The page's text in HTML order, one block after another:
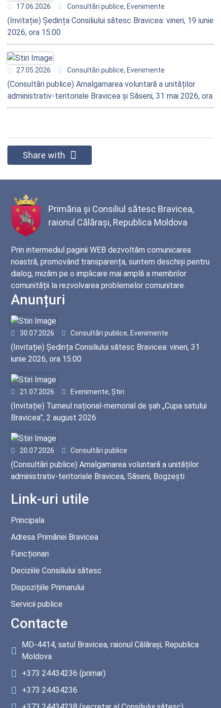
17.06.2026 Consultări publice, Evenimente
(Invitație) Ședința Consiliului sătesc Bravicea: vineri, 19 iunie
2026, ora 15:00
27.05.2026 Consultări publice, Evenimente
(Consultări publice) Amalgamarea voluntară a unităților
administrativ-teritoriale Bravicea și Săseni, 31 mai 2026, ora
11:00
Share with
Primăria și Consiliul sătesc Bravicea,
raionul Călărași, Republica Moldova
Prin intermediul paginii WEB dezvoltăm comunicarea
noastră, promovând transparența, suntem deschiși pentru
dialog, mizăm pe o implicare mai amplă a membrilor
comunității la rezvolvarea problemelor comunitare.
Anunțuri
30.07.2026 Consultări publice, Evenimente
(Invitație) Ședința Consiliului sătesc Bravicea: vineri, 31
iunie 2026, ora 15:00
21.07.2026 Evenimente, Știri
(Invitație) Turneul național-memorial de șah „Cupa satului
Bravicea”, 2 august 2026
20.07.2026 Consultări publice
(Consultări publice) Amalgamarea voluntară a unităților
administrativ-teritoriale Bravicea, Săseni, Bogzești
Link-uri utile
Principala
Adresa Primăriei Bravicea
Funcționari
Deciziile Consiliului sătesc
Dispozițiile Primarului
Servicii publice
Contacte
MD-4414, satul Bravicea, raionul Călărași, Republica
Moldova
+373 24434236 (primar)
+373 24434236